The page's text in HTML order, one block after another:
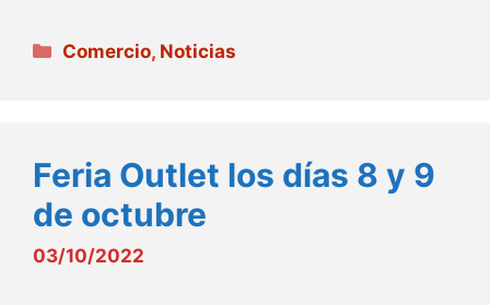
Categorías
Comercio, Noticias
Feria Outlet los días 8 y 9
de octubre
03/10/2022